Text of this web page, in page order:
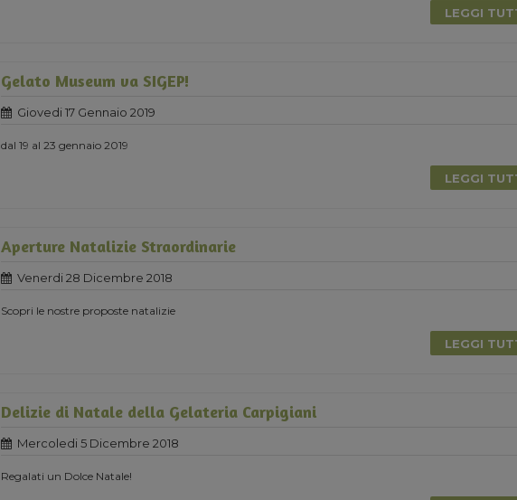
LEGGI
Gelato Museum va SIGEP!
Giovedi 17 Gennaio 2019
dal 19 al 23 gennaio 2019
LEGGI
Aperture Natalizie Straordinarie
Venerdi 28 Dicembre 2018
Scopri le nostre proposte natalizie
LEGGI
Delizie di Natale della Gelateria Carpigiani
Mercoledi 5 Dicembre 2018
Regalati un Dolce Natale!